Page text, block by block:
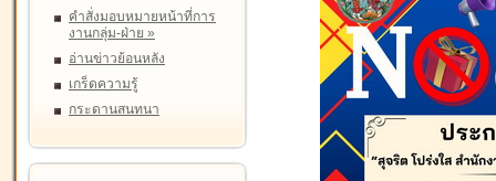
คำสั่งมอบหมายหน้าที่การ
งานกลุ่ม-ฝ่าย »
อ่านข่าวย้อนหลัง
เกร็ดความรู้
กระดานสนทนา